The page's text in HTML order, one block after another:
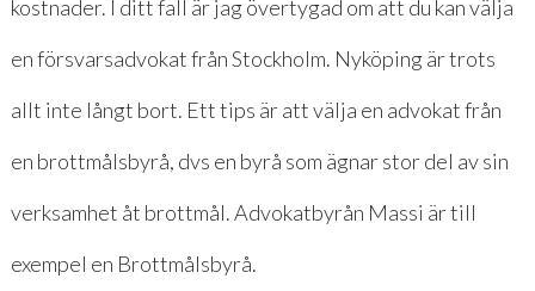
kostnader. I ditt fall är jag övertygad om att du kan välja
en försvarsadvokat från Stockholm. Nyköping är trots
allt inte långt bort. Ett tips är att välja en advokat från
en brottmålsbyrå, dvs en byrå som ägnar stor del av sin
verksamhet åt brottmål. Advokatbyrån Massi är till
exempel en Brottmålsbyrå.